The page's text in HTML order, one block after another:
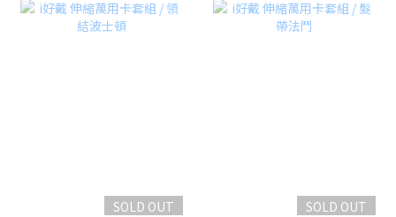
SOLD OUT SOLD OUT